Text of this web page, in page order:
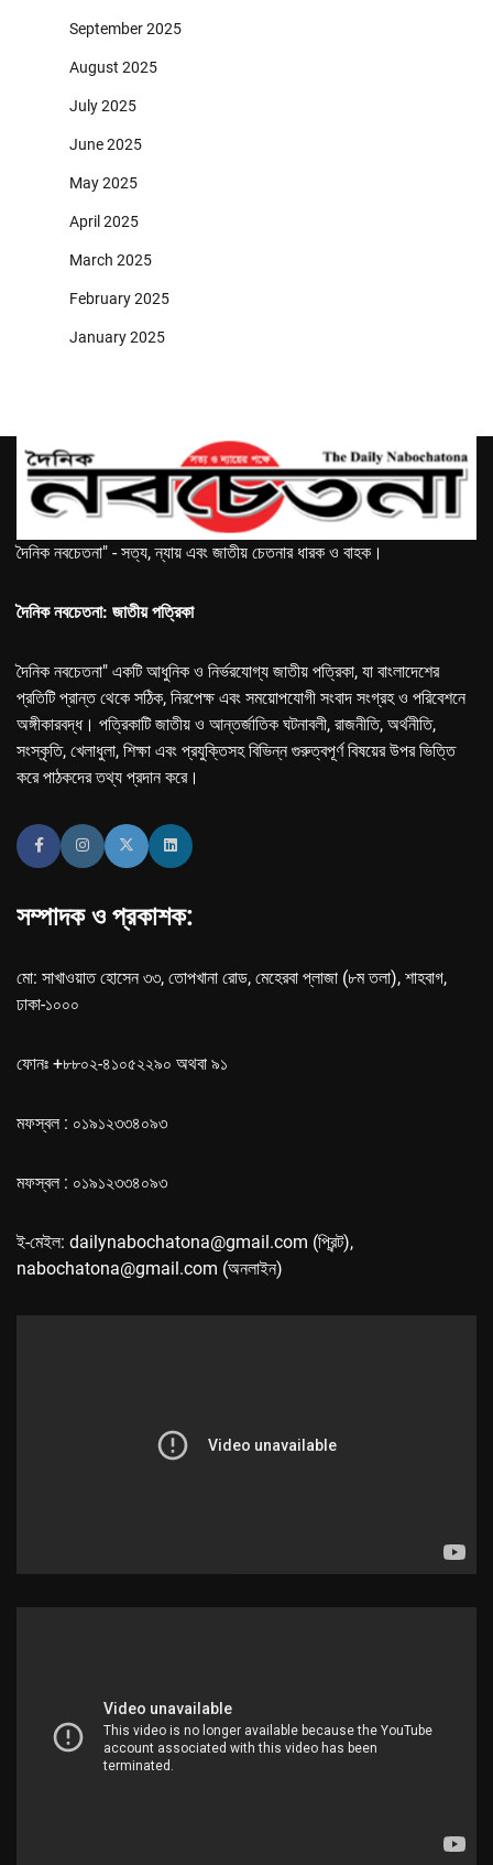
September 2025
August 2025
July 2025
June 2025
May 2025
April 2025
March 2025
February 2025
January 2025
দৈনিক নবচেতনা" - সত্য, ন্যায় এবং জাতীয় চেতনার ধারক ও বাহক।
দৈনিক নবচেতনা: জাতীয় পত্রিকা
দৈনিক নবচেতনা" একটি আধুনিক ও নির্ভরযোগ্য জাতীয় পত্রিকা, যা বাংলাদেশের
প্রতিটি প্রান্ত থেকে সঠিক, নিরপেক্ষ এবং সময়োপযোগী সংবাদ সংগ্রহ ও পরিবেশনে
অঙ্গীকারবদ্ধ। পত্রিকাটি জাতীয় ও আন্তর্জাতিক ঘটনাবলী, রাজনীতি, অর্থনীতি,
সংস্কৃতি, খেলাধুলা, শিক্ষা এবং প্রযুক্তিসহ বিভিন্ন গুরুত্বপূর্ণ বিষয়ের উপর ভিত্তি
করে পাঠকদের তথ্য প্রদান করে।
সম্পাদক ও প্রকাশক:
মো: সাখাওয়াত হোসেন ৩৩, তোপখানা রোড, মেহেরবা প্লাজা (৮ম তলা), শাহবাগ,
ঢাকা-১০০০
ফোনঃ +৮৮০২-৪১০৫২২৯০ অথবা ৯১
মফস্বল : ০১৯১২৩৩৪০৯৩
মফস্বল : ০১৯১২৩৩৪০৯৩
ই-মেইল: dailynabochatona@gmail.com (প্রিন্ট),
nabochatona@gmail.com (অনলাইন)